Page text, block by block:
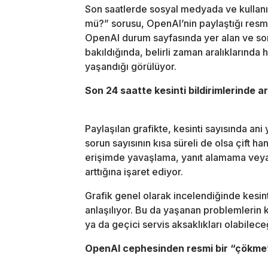
Son saatlerde sosyal medyada ve
mü?” sorusu, OpenAI’nin paylaştığı
OpenAI durum sayfasında yer alan ve
bakıldığında, belirli zaman
yaşandığı görülüyor.
Son 24 saatte kesinti bildirimlerinde
Paylaşılan grafikte, kesinti sayısında
sorun sayısının kısa süreli de olsa çift
erişimde yavaşlama, yanıt alamama veya
arttığına işaret ediyor.
Grafik genel olarak incelendiğinde
anlaşılıyor. Bu da yaşanan
ya da geçici servis aksaklıkları
OpenAI cephesinden resmi bir